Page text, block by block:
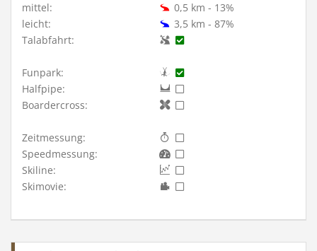
mittel:
0,5 km - 13%
leicht:
3,5 km - 87%
Talabfahrt:
Funpark:
Halfpipe:
Boardercross:
Zeitmessung:
Speedmessung:
Skiline:
Skimovie: